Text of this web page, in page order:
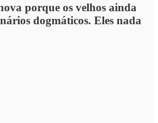
porque os velhos ainda
dogmáticos. Eles nada